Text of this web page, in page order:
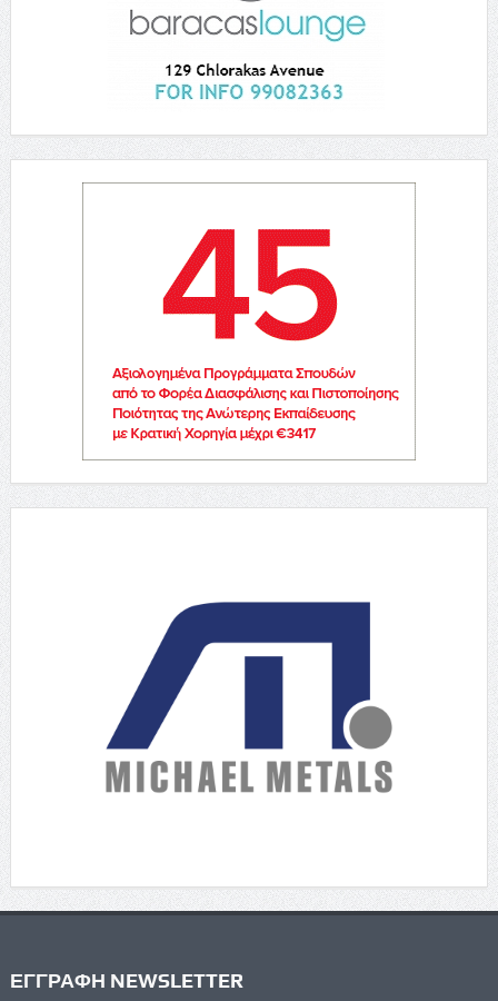
ΕΓΓΡΑΦΗ NEWSLETTER